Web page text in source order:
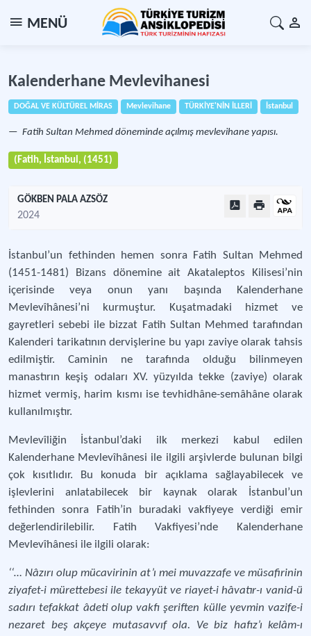
MENÜ
Kalenderhane Mevlevihanesi
DOĞAL VE KÜLTÜREL MİRAS Mevlevihane TÜRKİYE'NİN İLLERİ İstanbul
Fatih Sultan Mehmed döneminde açılmış mevlevihane yapısı.
(Fatih, İstanbul, (1451)
GÖKBEN PALA AZSÖZ
2024
İstanbul’un fethinden hemen sonra Fatih Sultan Mehmed
(1451-1481) Bizans dönemine ait Akataleptos Kilisesi’nin
içerisinde veya onun yanı başında Kalenderhane
Mevlevîhânesi’ni kurmuştur. Kuşatmadaki hizmet ve
gayretleri sebebi ile bizzat Fatih Sultan Mehmed tarafından
Kalenderi tarikatının dervişlerine bu yapı zaviye olarak tahsis
edilmiştir. Caminin ne tarafında olduğu bilinmeyen
manastırın keşiş odaları XV. yüzyılda tekke (zaviye) olarak
hizmet vermiş, harim kısmı ise tevhidhâne-semâhâne olarak
kullanılmıştır.
Mevlevîliğin İstanbul’daki ilk merkezi kabul edilen
Kalenderhane Mevlevîhânesi ile ilgili arşivlerde bulunan bilgi
çok kısıtlıdır. Bu konuda bir açıklama sağlayabilecek ve
işlevlerini anlatabilecek bir kaynak olarak İstanbul’un
fethinden sonra Fatih’in buradaki vakfiyeye verdiği emir
değerlendirilebilir. Fatih Vakfiyesi’nde Kalenderhane
Mevlevîhânesi ile ilgili olarak:
‘‘… Nâzırı olup mücavirinin at’ı mei muvazzafe ve müsafirinin
ziyafet-i mürettebesi ile tekayyüt ve riayet-i hâvatır-ı vanid-ü
sadırı tefakkat âdeti olup vakfı şeriften külle yevmin vazife-i
nezaret beş akçeye mutasavvıf ola. Ve biz hafız’ı kelâm-ı